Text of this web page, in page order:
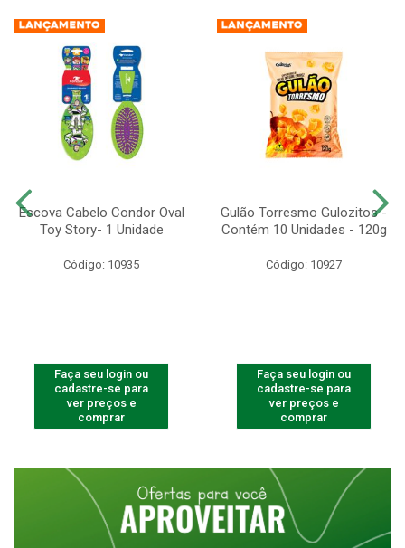
Escova Cabelo Condor Oval
Toy Story- 1 Unidade
Código: 10935
Faça seu login ou
cadastre-se para
ver preços e
comprar
Gulão Torresmo Gulozitos -
Contém 10 Unidades - 120g
Código: 10927
Faça seu login ou
cadastre-se para
ver preços e
comprar